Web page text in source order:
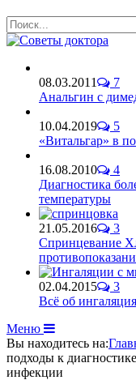
08.03.2011
7
Анальгин с
10.04.2019
5
«Витальгар» в
16.08.2010
4
Диагностика
температуры
21.05.2016
3
Спринцевание
02.04.2015
3
Всё об
Меню
Вы находитесь на:
подходы к
инфекции